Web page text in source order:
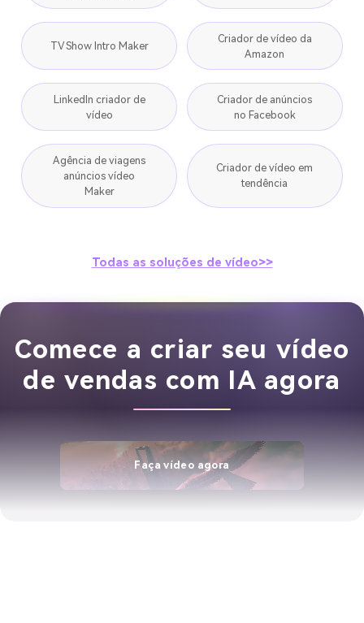
TV Show Intro Maker
Criador de vídeo da
Amazon
LinkedIn criador de
vídeo
Criador de anúncios
no Facebook
Agência de viagens
anúncios vídeo
Maker
Criador de vídeo em
tendência
Todas as soluções de vídeo>>
Comece a criar seu vídeo
de vendas com IA agora
Faça vídeo agora